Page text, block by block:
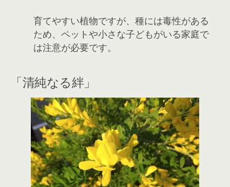
育てやすい植物ですが、種には毒性がある
ため、ペットや小さな子どもがいる家庭で
は注意が必要です。
「清純なる絆」